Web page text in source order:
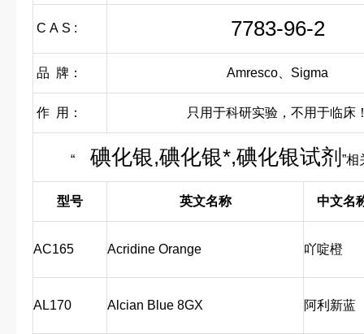
C A S : 7783-96-2
品 牌： Amresco、Sigma
作 用： 只用于科研实验，不用于临床
“ 碘化银,碘化银*,碘化银试剂 ”相
型号 英文名称 中文名
AC165 Acridine Orange 吖啶橙
AL170 Alcian Blue 8GX 阿利新蓝